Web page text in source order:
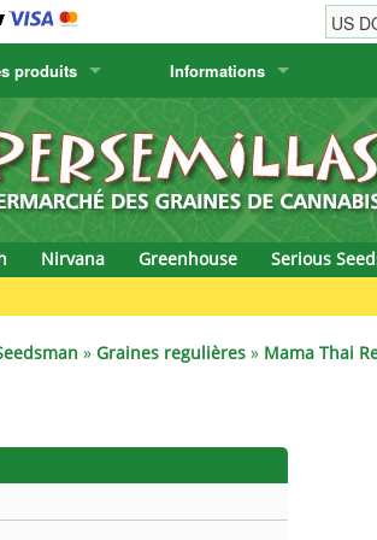
Humboldt Seed Company
Humboldt Seeds
Hyp3rids
Kannabia
krauTHCollective
Positronics
Prana Medical
Pyramid Seeds
Ripper Seeds
Samsara Seeds
produits
cactus
Informations
Informations de commande
Informations de livraison
Questions fréquentes
Nirvana Greenhouse Serious
» Graines regulières » Mama Thai